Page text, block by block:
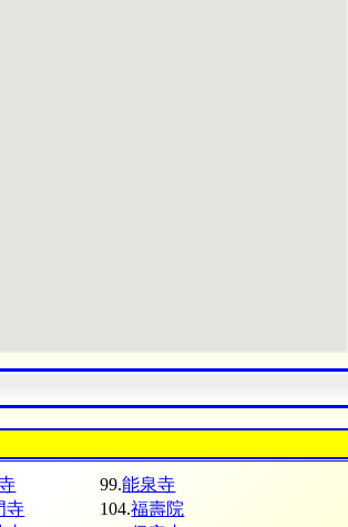
99.能泉寺
寺 104.福壽院